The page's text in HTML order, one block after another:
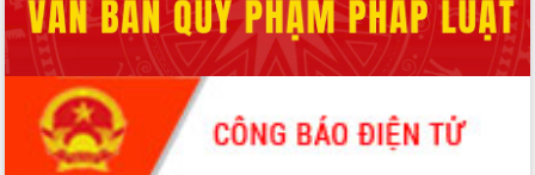
Ngành cá ngừ Đắk Lắk chủ động thích
ứng để giữ vững thị trường xuất khẩu
Diễn đàn Kinh tế tư nhân Việt Nam đột
phá cơ chế - Hợp tác công tư
Đề án 06 tạo bước ngoặt đột phá trong
cải cách hành chính tỉnh Đắk Lắk